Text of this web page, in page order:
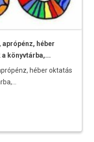
héber
könyvtárba,...
héber oktatás